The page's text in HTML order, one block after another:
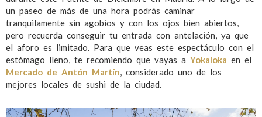
un paseo de más de una hora podrás caminar
tranquilamente sin agobios y con los ojos bien abiertos,
pero recuerda conseguir tu entrada con antelación, ya que
el aforo es limitado. Para que veas este espectáculo con el
estómago lleno, te recomiendo que vayas a Yokaloka en el
Mercado de Antón Martín, considerado uno de los
mejores locales de sushi de la ciudad.